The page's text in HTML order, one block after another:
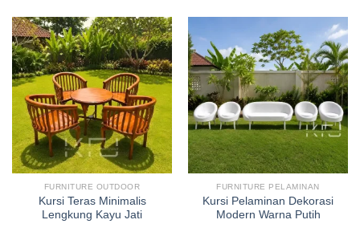
FURNITURE OUTDOOR
Kursi Teras Minimalis
Lengkung Kayu Jati
FURNITURE PELAMINAN
Kursi Pelaminan Dekorasi
Modern Warna Putih